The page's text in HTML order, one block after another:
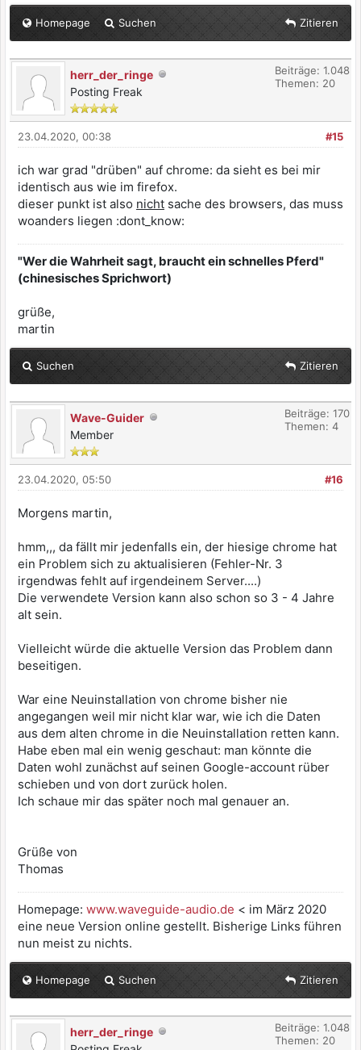
Homepage Suchen Zitieren
herr_der_ringe
Posting Freak
Beiträge: 1.048
Themen: 20
#15
23.04.2020, 00:38
ich war grad "drüben" auf chrome: da sieht es bei mir
identisch aus wie im firefox.
dieser punkt ist also nicht sache des browsers, das muss
woanders liegen :dont_know:
"Wer die Wahrheit sagt, braucht ein schnelles Pferd"
(chinesisches Sprichwort)
grüße,
martin
Suchen Zitieren
Wave-Guider
Member
Beiträge: 170
Themen: 4
#16
23.04.2020, 05:50
Morgens martin,
hmm,,, da fällt mir jedenfalls ein, der hiesige chrome hat
ein Problem sich zu aktualisieren (Fehler-Nr. 3
irgendwas fehlt auf irgendeinem Server....)
Die verwendete Version kann also schon so 3 - 4 Jahre
alt sein.
Vielleicht würde die aktuelle Version das Problem dann
beseitigen.
War eine Neuinstallation von chrome bisher nie
angegangen weil mir nicht klar war, wie ich die Daten
aus dem alten chrome in die Neuinstallation retten kann.
Habe eben mal ein wenig geschaut: man könnte die
Daten wohl zunächst auf seinen Google-account rüber
schieben und von dort zurück holen.
Ich schaue mir das später noch mal genauer an.
Grüße von
Thomas
Homepage: www.waveguide-audio.de < im März 2020
eine neue Version online gestellt. Bisherige Links führen
nun meist zu nichts.
Homepage Suchen Zitieren
herr_der_ringe
Beiträge: 1.048
Themen: 20